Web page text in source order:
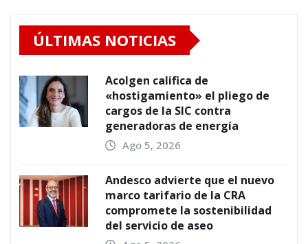
ÚLTIMAS NOTICIAS
Acolgen califica de
«hostigamiento» el pliego de
cargos de la SIC contra
generadoras de energía
Ago 5, 2026
Andesco advierte que el nuevo
marco tarifario de la CRA
compromete la sostenibilidad
del servicio de aseo